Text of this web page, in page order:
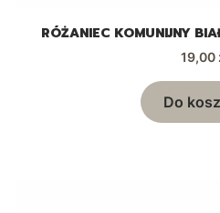
RÓŻANIEC KOMUNIJNY
Cena
19,00
Do